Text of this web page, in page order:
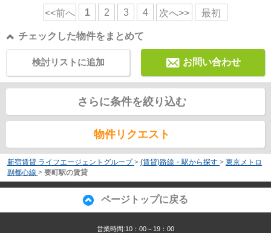
<<前へ 1 2 3 4 次へ>> 最初
チェックした物件をまとめて
お問い合わせ
検討リストに追加
さらに条件を絞り込む
物件リクエスト
新宿賃貸 ライフエージェントグループ > (賃貸)路線・駅から探す > 東京メトロ
副都心線 > 要町駅の賃貸
ページトップに戻る
営業時間:10：00～19：00